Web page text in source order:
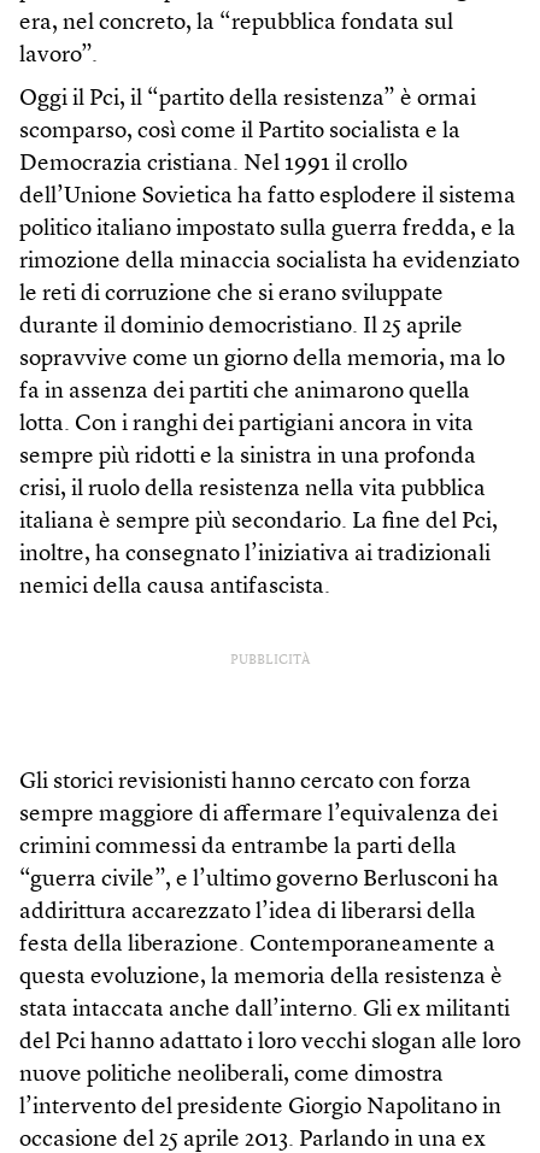
era, nel concreto, la “repubblica fondata sul
lavoro”.
Oggi il Pci, il “partito della resistenza” è ormai
scomparso, così come il Partito socialista e la
Democrazia cristiana. Nel 1991 il crollo
dell’Unione Sovietica ha fatto esplodere il sistema
politico italiano impostato sulla guerra fredda, e la
rimozione della minaccia socialista ha evidenziato
le reti di corruzione che si erano sviluppate
durante il dominio democristiano. Il 25 aprile
sopravvive come un giorno della memoria, ma lo
fa in assenza dei partiti che animarono quella
lotta. Con i ranghi dei partigiani ancora in vita
sempre più ridotti e la sinistra in una profonda
crisi, il ruolo della resistenza nella vita pubblica
italiana è sempre più secondario. La fine del Pci,
inoltre, ha consegnato l’iniziativa ai tradizionali
nemici della causa antifascista.
PUBBLICITÀ
Gli storici revisionisti hanno cercato con forza
sempre maggiore di affermare l’equivalenza dei
crimini commessi da entrambe la parti della
“guerra civile”, e l’ultimo governo Berlusconi ha
addirittura accarezzato l’idea di liberarsi della
festa della liberazione. Contemporaneamente a
questa evoluzione, la memoria della resistenza è
stata intaccata anche dall’interno. Gli ex militanti
del Pci hanno adattato i loro vecchi slogan alle loro
nuove politiche neoliberali, come dimostra
l’intervento del presidente Giorgio Napolitano in
occasione del 25 aprile 2013. Parlando in una ex